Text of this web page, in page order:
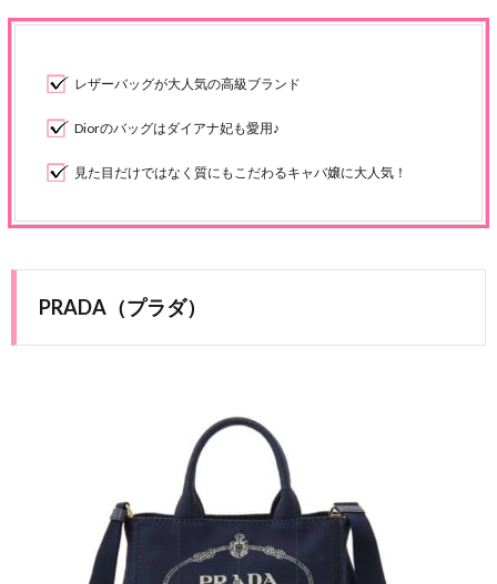
レザーバッグが大人気の高級ブランド
Diorのバッグはダイアナ妃も愛用♪
見た目だけではなく質にもこだわるキャバ嬢に大人気！
PRADA（プラダ）